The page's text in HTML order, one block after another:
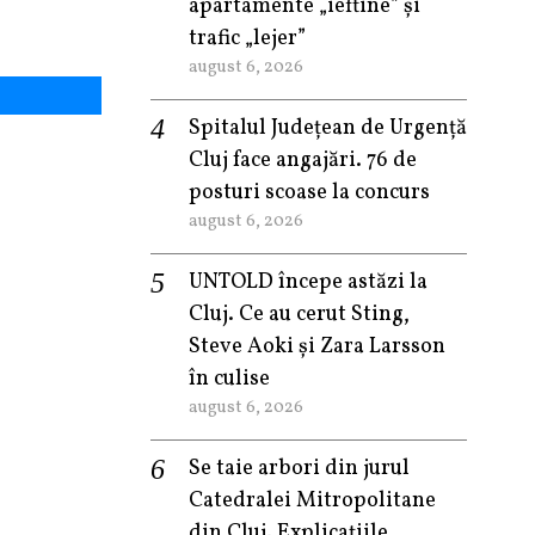
apartamente „ieftine” și
trafic „lejer”
august 6, 2026
Spitalul Județean de Urgență
Cluj face angajări. 76 de
posturi scoase la concurs
august 6, 2026
UNTOLD începe astăzi la
Cluj. Ce au cerut Sting,
Steve Aoki și Zara Larsson
în culise
august 6, 2026
Se taie arbori din jurul
Catedralei Mitropolitane